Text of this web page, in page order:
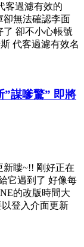
客過濾有效的
卻無法確認李面
卻不小心帳號
代客過濾有效名
”謀嗲驚” 即將
新瞜~!! 剛好正在
它遇到了 好像每
的改版時間大
登入介面更新